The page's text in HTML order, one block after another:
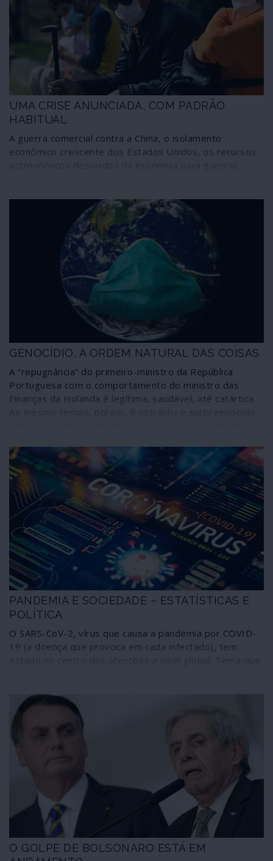
UMA CRISE ANUNCIADA, COM PADRÃO
HABITUAL
A guerra comercial contra a China, o isolamento
económico crescente dos Estados Unidos, os recursos
mas inexoráveis consequências da delapidação da
Natureza e dos seus recursos, o empobrecimento das
classes médias ocidentais, a destruição dos sistemas
de segurança social e de saúde dos países europeus e
latino-americanos pelas políticas de austeridade, a
especulação financeira e imobiliária dos últimos anos,
criaram um palco propício ao desencadear de uma crise
económica de grande magnitude ao menor abalo.
GENOCÍDIO, A ORDEM NATURAL DAS COISAS
A “repugnância” do primeiro-ministro da República
Portuguesa com o comportamento do ministro das
Finanças da Holanda é legítima, saudável, até catártica.
isolado, uma birra pessoal: reflecte exactamente o
espírito e a prática da União Europeia, dos quais
Portugal vai tendo a sua dose de experiência própria. E
quando António Costa afirma dramaticamente que “ou a
União Europeia faz o que tem a fazer ou acabará” isso
não passa de um banal e inócuo sound bite: sabe
perfeitamente que a União Europeia não fará o que, no
seu entender de ocasião, “tem a fazer” – salvar pessoas
da tragédia do COVID-19 – e muito menos irá acabar
por causa disso.
PANDEMIA E SOCIEDADE – ESTATÍSTICAS E
POLÍTICA
O SARS-CoV-2, vírus que causa a pandemia por COVID-
19 (a doença que provoca em cada infectado), tem
permanente, contabilizando-se casos, desfechos fatais
e também recuperações, números lidos através de
modelos de análise estatística em que se projectam em
modo prospectivo o impacto provável em cada local,
através do conhecimento que se vai tendo dos casos
alheios.
O GOLPE DE BOLSONARO ESTÁ EM